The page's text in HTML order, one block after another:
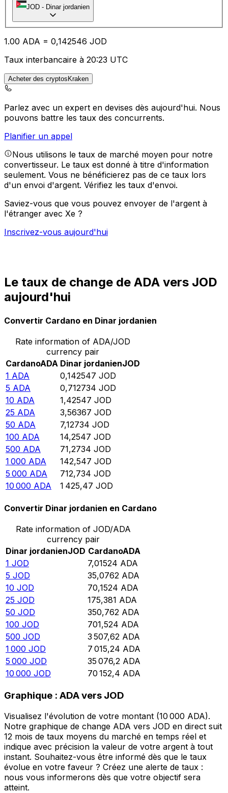
JOD - Dinar jordanien
1.00 ADA = 0,142546 JOD
Taux interbancaire à 20:23 UTC
Acheter des cryptosKraken
Parlez avec un expert en devises dès aujourd'hui. Nous
pouvons battre les taux des concurrents.
Planifier un appel
Nous utilisons le taux de marché moyen pour notre
convertisseur. Le taux est donné à titre d'information
seulement. Vous ne bénéficierez pas de ce taux lors
d'un envoi d'argent. Vérifiez les taux d'envoi.
Saviez-vous que vous pouvez envoyer de l'argent à
l'étranger avec Xe ?
Inscrivez-vous aujourd'hui
Le taux de change de ADA vers JOD
aujourd'hui
Convertir Cardano en Dinar jordanien
Rate information of ADA/JOD
currency pair
CardanoADA Dinar jordanienJOD
1 ADA 0,142547 JOD
5 ADA 0,712734 JOD
10 ADA 1,42547 JOD
25 ADA 3,56367 JOD
50 ADA 7,12734 JOD
100 ADA 14,2547 JOD
500 ADA 71,2734 JOD
1 000 ADA 142,547 JOD
5 000 ADA 712,734 JOD
10 000 ADA 1 425,47 JOD
Convertir Dinar jordanien en Cardano
Rate information of JOD/ADA
currency pair
Dinar jordanienJOD CardanoADA
1 JOD 7,01524 ADA
5 JOD 35,0762 ADA
10 JOD 70,1524 ADA
25 JOD 175,381 ADA
50 JOD 350,762 ADA
100 JOD 701,524 ADA
500 JOD 3 507,62 ADA
1 000 JOD 7 015,24 ADA
5 000 JOD 35 076,2 ADA
10 000 JOD 70 152,4 ADA
Graphique : ADA vers JOD
Visualisez l'évolution de votre montant (10 000 ADA).
Notre graphique de change ADA vers JOD en direct suit
12 mois de taux moyens du marché en temps réel et
indique avec précision la valeur de votre argent à tout
instant. Souhaitez-vous être informé dès que le taux
évolue en votre faveur ? Créez une alerte de taux :
nous vous informerons dès que votre objectif sera
atteint.